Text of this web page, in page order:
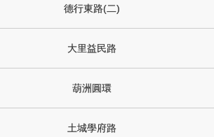
德行東路(二)
大里益民路
葫洲圓環
土城學府路